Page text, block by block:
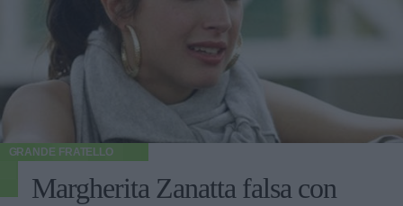
GRANDE FRATELLO
Margherita Zanatta falsa con